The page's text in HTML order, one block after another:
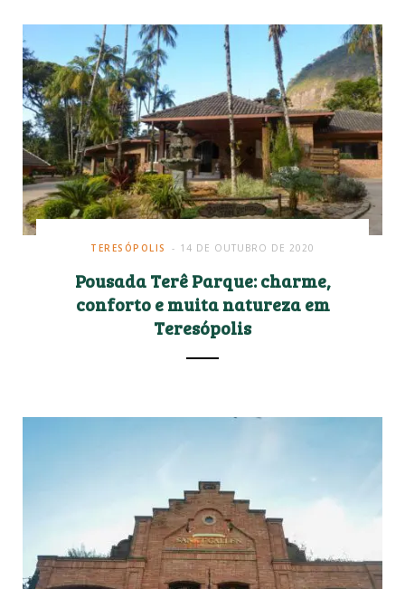
o
k
g
r
a
m
TERESÓPOLIS 14 DE OUTUBRO DE 2020
Pousada Terê Parque: charme,
conforto e muita natureza em
Teresópolis